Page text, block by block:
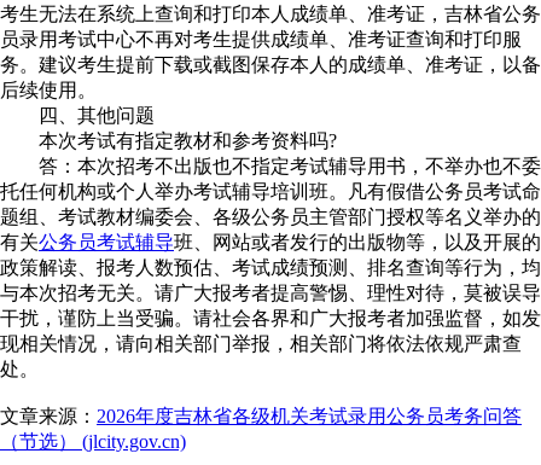
考生无法在系统上查询和打印本人成绩单、准考证，吉林省公务
员录用考试中心不再对考生提供成绩单、准考证查询和打印服
务。建议考生提前下载或截图保存本人的成绩单、准考证，以备
后续使用。
四、其他问题
本次考试有指定教材和参考资料吗?
答：本次招考不出版也不指定考试辅导用书，不举办也不委
托任何机构或个人举办考试辅导培训班。凡有假借公务员考试命
题组、考试教材编委会、各级公务员主管部门授权等名义举办的
有关公务员考试辅导班、网站或者发行的出版物等，以及开展的
政策解读、报考人数预估、考试成绩预测、排名查询等行为，均
与本次招考无关。请广大报考者提高警惕、理性对待，莫被误导
干扰，谨防上当受骗。请社会各界和广大报考者加强监督，如发
现相关情况，请向相关部门举报，相关部门将依法依规严肃查
处。
文章来源： 2026年度吉林省各级机关考试录用公务员考务问答
（节选） (jlcity.gov.cn)